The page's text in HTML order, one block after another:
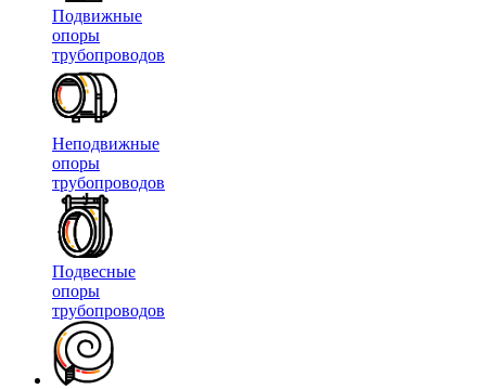
Подвижные
опоры
трубопроводов
Неподвижные
опоры
трубопроводов
Подвесные
опоры
трубопроводов